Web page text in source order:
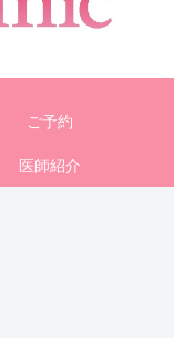
ご予約
医師紹介